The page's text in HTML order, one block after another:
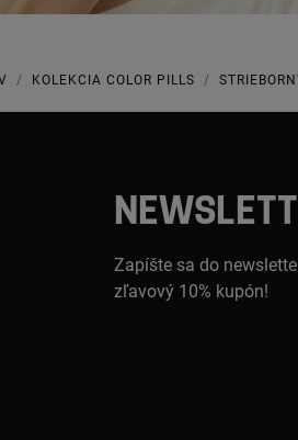
KOLEKCIA COLOR PILLS
Zapíšte sa do
zľavový 10% kupón!